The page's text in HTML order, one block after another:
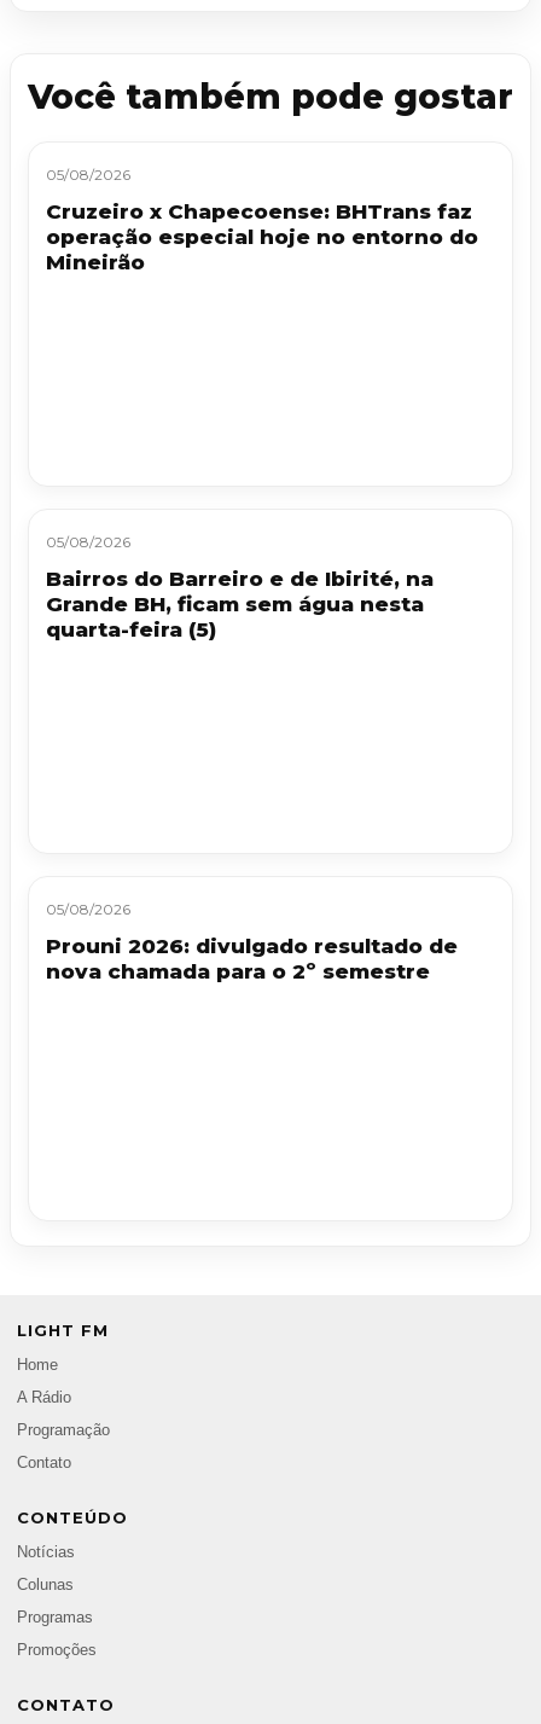
Você também pode gostar
05/08/2026
Cruzeiro x Chapecoense: BHTrans faz
operação especial hoje no entorno do
Mineirão
05/08/2026
Bairros do Barreiro e de Ibirité, na
Grande BH, ficam sem água nesta
quarta-feira (5)
05/08/2026
Prouni 2026: divulgado resultado de
nova chamada para o 2º semestre
LIGHT FM
Home
A Rádio
Programação
Contato
CONTEÚDO
Notícias
Colunas
Programas
Promoções
CONTATO